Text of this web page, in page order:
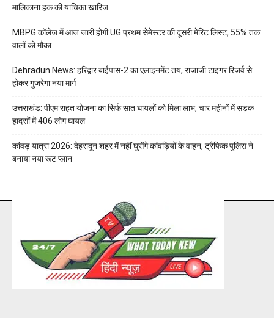
मालिकाना हक की याचिका खारिज
MBPG कॉलेज में आज जारी होगी UG प्रथम सेमेस्टर की दूसरी मेरिट लिस्ट, 55% तक
वालों को मौका
Dehradun News: हरिद्वार बाईपास-2 का एलाइनमेंट तय, राजाजी टाइगर रिजर्व से
होकर गुजरेगा नया मार्ग
उत्तराखंड: पीएम राहत योजना का सिर्फ सात घायलों को मिला लाभ, चार महीनों में सड़क
हादसों में 406 लोग घायल
कांवड़ यात्रा 2026: देहरादून शहर में नहीं घुसेंगे कांवड़ियों के वाहन, ट्रैफिक पुलिस ने
बनाया नया रूट प्लान